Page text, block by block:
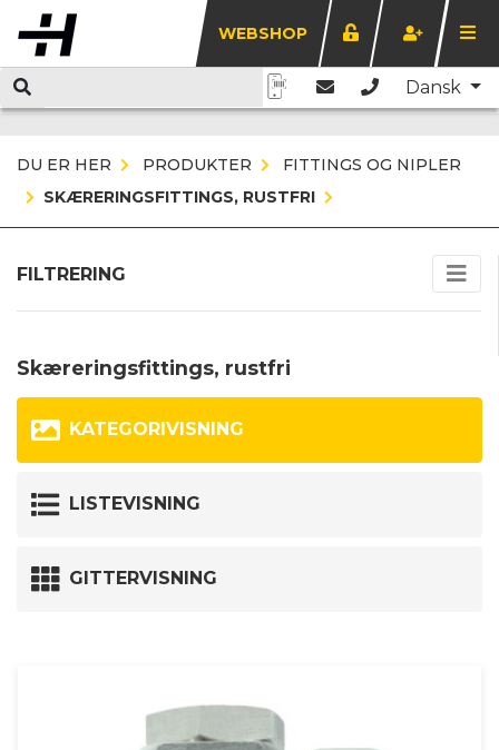
WEBSHOP
Dansk
DU ER HER PRODUKTER
FITTINGS OG NIPLER
SKÆRERINGSFITTINGS, RUSTFRI
FILTRERING
Skæreringsfittings, rustfri
KATEGORIVISNING
LISTEVISNING
GITTERVISNING